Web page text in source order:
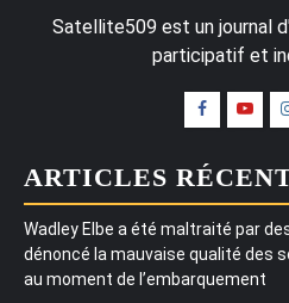
Satellite509 est un journal
participatif et
ARTICLES
Wadley Elbe a été maltraité par
dénoncé la mauvaise qualité des
au moment de l’embarquement